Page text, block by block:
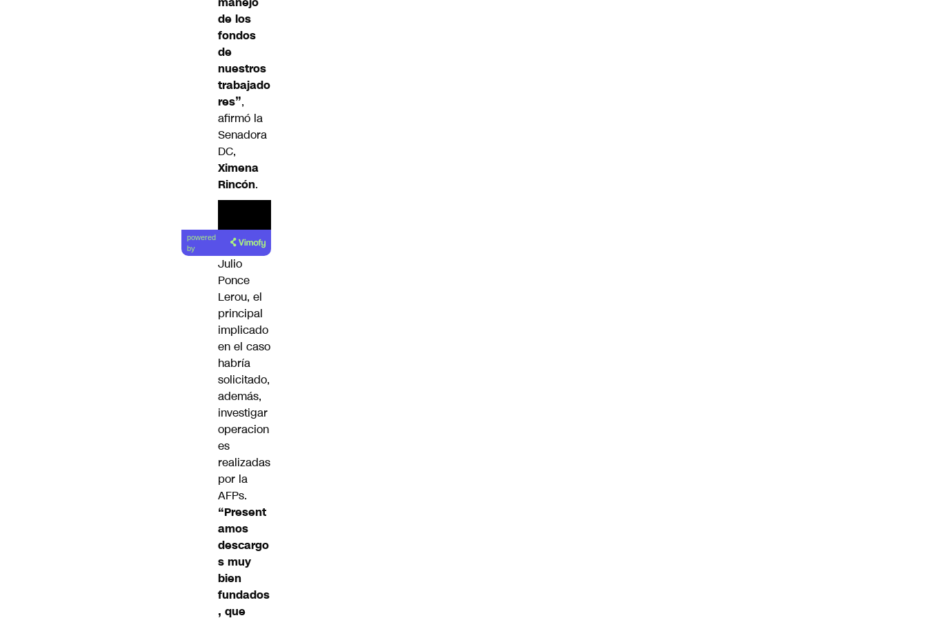
de los
fondos
de
nuestros
trabajado
res”,
afirmó la
Senadora
DC,
Ximena
Rincón.
powered
by
Julio
Ponce
Lerou, el
principal
implicado
en el caso
habría
solicitado,
además,
investigar
operacion
es
realizadas
por la
AFPs.
“Present
amos
descargo
s muy
bien
fundados
, que